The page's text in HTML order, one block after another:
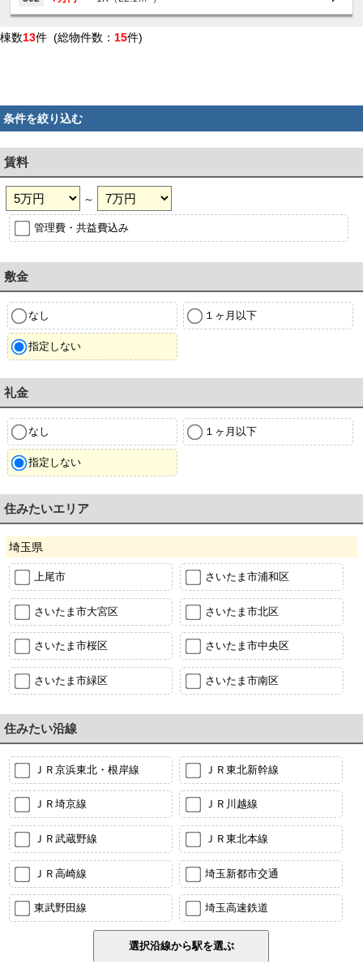
棟数13件 (総物件数： 15件)
条件を絞り込む
賃料
～
管理費・共益費込み
敷金
なし １ヶ月以下
指定しない
礼金
なし １ヶ月以下
指定しない
住みたいエリア
埼玉県
上尾市 さいたま市浦和区
さいたま市大宮区 さいたま市北区
さいたま市桜区 さいたま市中央区
さいたま市緑区 さいたま市南区
住みたい沿線
ＪＲ京浜東北・根岸線 ＪＲ東北新幹線
ＪＲ埼京線 ＪＲ川越線
ＪＲ武蔵野線 ＪＲ東北本線
ＪＲ高崎線 埼玉新都市交通
東武野田線 埼玉高速鉄道